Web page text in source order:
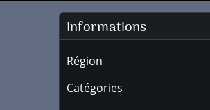
Informations
Région
Catégories